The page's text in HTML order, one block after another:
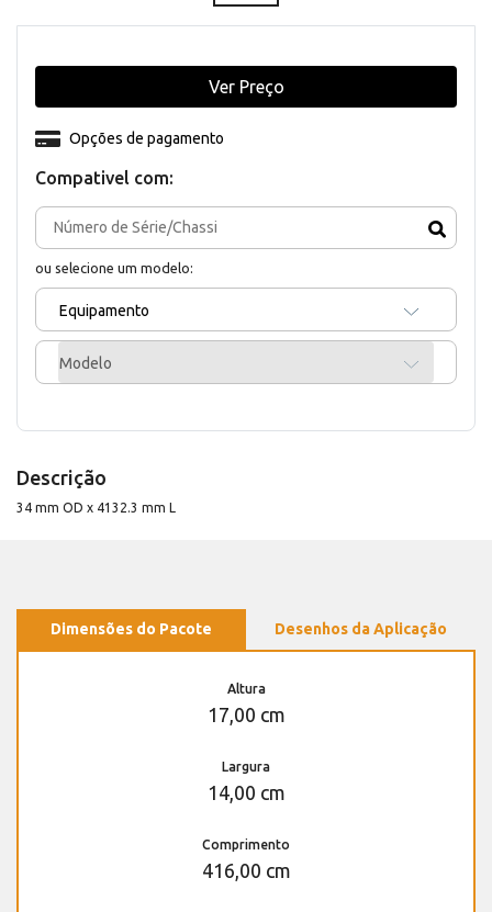
Compativel com:
ou selecione um modelo:
Equipamento
Modelo
Opções de pagamento
Ver Preço
Descrição
34 mm OD x 4132.3 mm L
Dimensões do Pacote Desenhos da Aplicação
Altura
17,00 cm
Largura
14,00 cm
Comprimento
416,00 cm